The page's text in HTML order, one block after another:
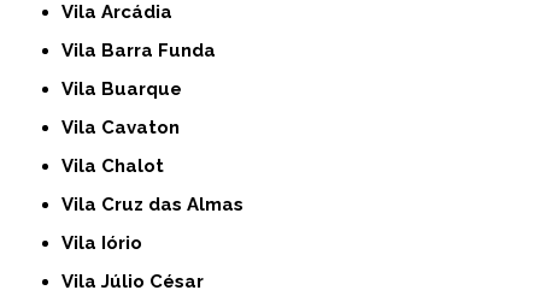
Vila Arcádia
Vila Barra Funda
Vila Buarque
Vila Cavaton
Vila Chalot
Vila Cruz das Almas
Vila Iório
Vila Júlio César